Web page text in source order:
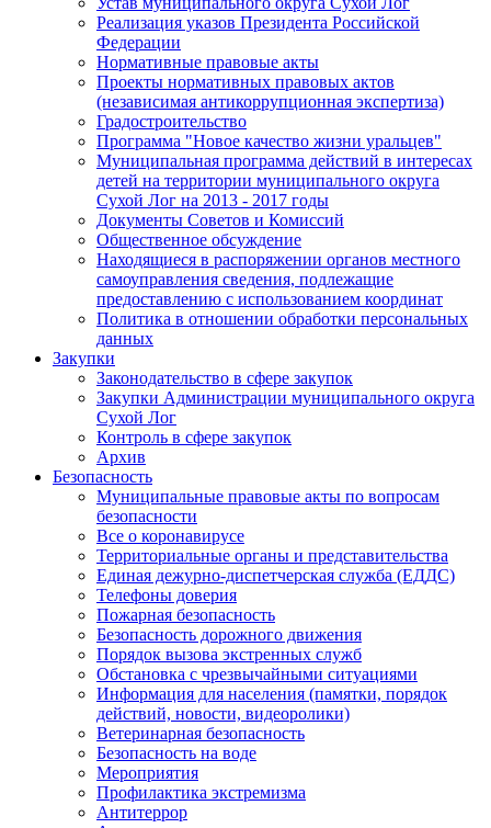
Реализация указов Президента Российской
Федерации
Нормативные правовые акты
Проекты нормативных правовых актов
(независимая антикоррупционная экспертиза)
Градостроительство
Программа "Новое качество жизни уральцев"
Муниципальная программа действий в интересах
детей на территории муниципального округа
Сухой Лог на 2013 - 2017 годы
Документы Советов и Комиссий
Общественное обсуждение
Находящиеся в распоряжении органов местного
самоуправления сведения, подлежащие
предоставлению с использованием координат
Политика в отношении обработки персональных
данных
Закупки
Законодательство в сфере закупок
Закупки Администрации муниципального округа
Сухой Лог
Контроль в сфере закупок
Архив
Безопасность
Муниципальные правовые акты по вопросам
безопасности
Все о коронавирусе
Территориальные органы и представительства
Единая дежурно-диспетчерская служба (ЕДДС)
Телефоны доверия
Пожарная безопасность
Безопасность дорожного движения
Порядок вызова экстренных служб
Обстановка с чрезвычайными ситуациями
Информация для населения (памятки, порядок
действий, новости, видеоролики)
Ветеринарная безопасность
Безопасность на воде
Мероприятия
Профилактика экстремизма
Антитеррор